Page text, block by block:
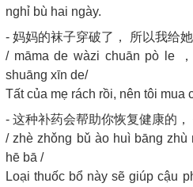
nghỉ bù hai ngày.
- 妈妈的袜子穿破了， 所以我给她
/ māma de wàzi chuān pò le
shuāng xīn de/
Tất của mẹ rách rồi, nên tôi mua
- 这种补药会帮助你恢复健康的，
/ zhè zhǒng bǔ ào huì bāng
hē bā /
Loại thuốc bổ này sẽ giúp cậu